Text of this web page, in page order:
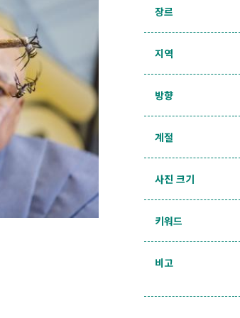
장르
지역
방향
계절
사진 크기
키워드
비고